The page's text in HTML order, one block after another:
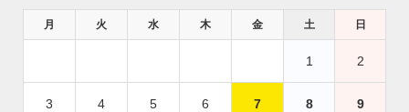
月 火 水 木 金 土 日
1 2
3 4 5 6 7 8 9